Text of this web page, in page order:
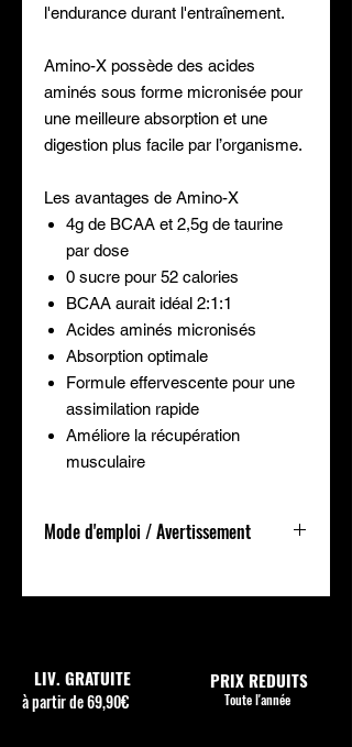
l'endurance durant l'entraînement.
Amino-X possède des acides
aminés sous forme micronisée pour
une meilleure absorption et une
digestion plus facile par l’organisme.
Les avantages de Amino-X
4g de BCAA et 2,5g de taurine
par dose
0 sucre pour 52 calories
BCAA aurait idéal 2:1:1
Acides aminés micronisés
Absorption optimale
Formule effervescente pour une
assimilation rapide
Améliore la récupération
musculaire
Mode d'emploi / Avertissement
Prendre 1 dose (14,5g) dans environ
Se conformer aux conseils
d’utilisation. Tenir hors de portee des
LIV. GRATUITE
à partir de 69,90€
PRIX REDUITS
Toute l'année